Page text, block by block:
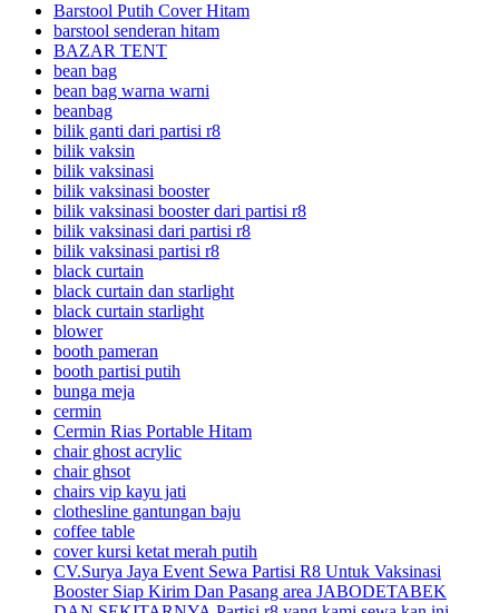
Barstool Putih Cover Hitam
barstool senderan hitam
BAZAR TENT
bean bag
bean bag warna warni
beanbag
bilik ganti dari partisi r8
bilik vaksin
bilik vaksinasi
bilik vaksinasi booster
bilik vaksinasi booster dari partisi r8
bilik vaksinasi dari partisi r8
bilik vaksinasi partisi r8
black curtain
black curtain dan starlight
black curtain starlight
blower
booth pameran
booth partisi putih
bunga meja
cermin
Cermin Rias Portable Hitam
chair ghost acrylic
chair ghsot
chairs vip kayu jati
clothesline gantungan baju
coffee table
cover kursi ketat merah putih
CV.Surya Jaya Event Sewa Partisi R8 Untuk Vaksinasi
Booster Siap Kirim Dan Pasang area JABODETABEK